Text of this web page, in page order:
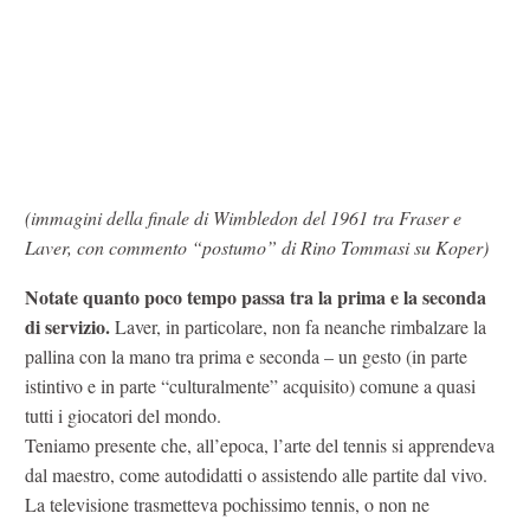
(immagini della finale di Wimbledon del 1961 tra Fraser e
Laver, con commento “postumo” di Rino Tommasi su Koper)
Notate quanto poco tempo passa tra la prima e la seconda
di servizio.Laver, in particolare, non fa neanche rimbalzare la
pallina con la mano tra prima e seconda – un gesto (in parte
istintivo e in parte “culturalmente” acquisito) comune a quasi
tutti i giocatori del mondo.
Teniamo presente che, all’epoca, l’arte del tennis si apprendeva
dal maestro, come autodidatti o assistendo alle partite dal vivo.
La televisione trasmetteva pochissimo tennis, o non ne